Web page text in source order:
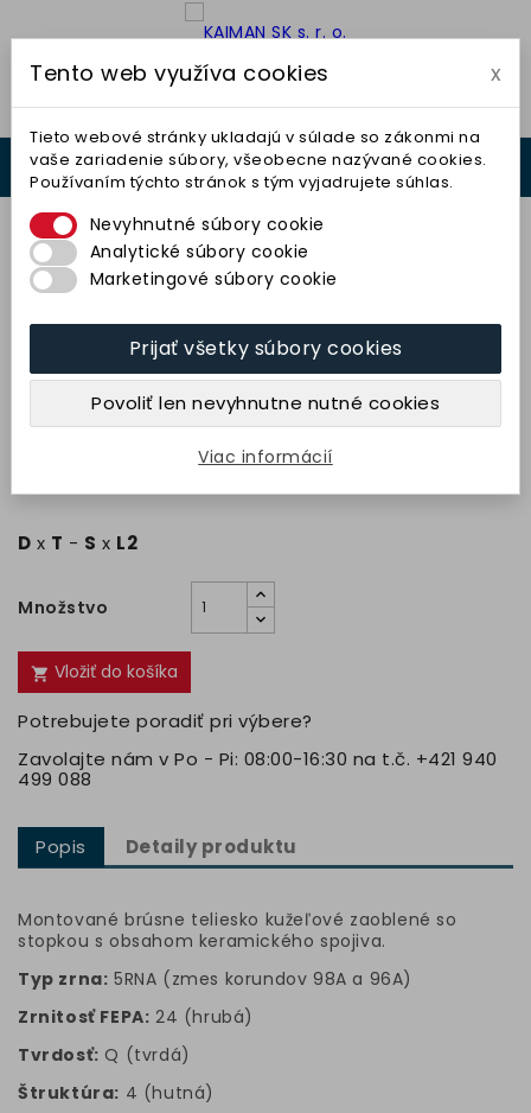
 

Teliesko kužeľové zaoblené 32x40-
8x40 (5RNA24Q4V40) TYROLIT
3,81 € bez DPH4,69 € s DPH
D x T - S x L2
Množstvo
 Vložiť do košíka
Potrebujete poradiť pri výbere?
Zavolajte nám v Po - Pi: 08:00-16:30 na t.č. +421 940
499 088
Popis Detaily produktu
Montované brúsne teliesko kužeľové zaoblené so
stopkou s obsahom keramického spojiva.
Typ zrna: 5RNA (zmes korundov 98A a 96A)
Zrnitosť FEPA: 24 (hrubá)
Tvrdosť: Q (tvrdá)
Štruktúra: 4 (hutná)
Tento web využíva cookies x
Tieto webové stránky ukladajú v súlade so zákonmi na
vaše zariadenie súbory, všeobecne nazývané cookies.
Používaním týchto stránok s tým vyjadrujete súhlas.
Nevyhnutné súbory cookie
Analytické súbory cookie
Marketingové súbory cookie
Prijať všetky súbory cookies
Povoliť len nevyhnutne nutné cookies
Viac informácií